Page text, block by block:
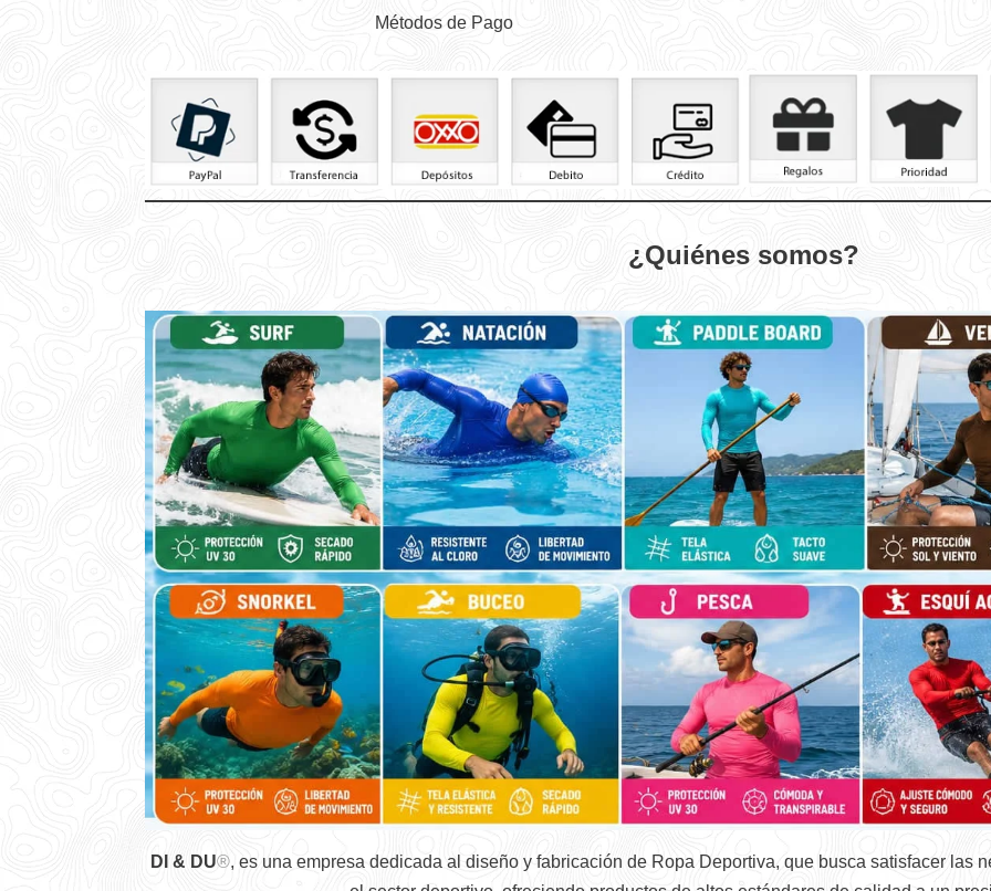
Métodos de Pago
¿Quiénes somos?
DI & DU®, es una empresa dedicada al diseño y fabricación de Ropa Deportiva, que busca satisfacer las